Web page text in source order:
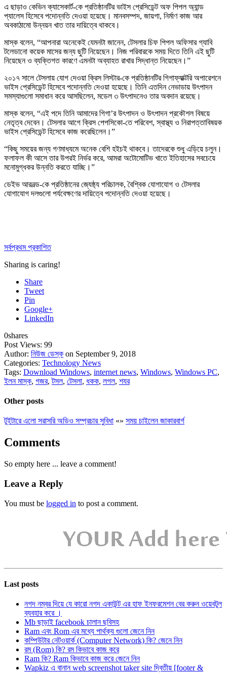
এ ছাড়াও কেভিন ক্যাসেকার্ট-কে প্রতিষ্ঠানটির ভাইস প্রেসিডেন্ট অফ পিপল অ্যান্ড
প্যালেস হিসেবে পদোন্নতি দেওয়া হয়েছে। মানবসম্পদ, জায়গা, নির্মাণ কাজ আর
অবকাঠামো উন্নয়ন খাত তার দায়িত্বে থাকবে।
মাস্ক বলেন, “আপনারা অনেকেই যেমনটা জানেন, টেসলার চিফ পিপল অফিসার গ্যাবি
টলেডানো কয়েক মাসের জন্য ছুটি নিয়েছেন। নিজ পরিবারকে সময় দিতে তিনি এই ছুটি
নিয়েছেন ও ব্যক্তিগত কারণে এমনটা অব্যাহত রাখার সিদ্ধান্ত নিয়েছেন।”
২০১৭ সালে টেসলায় যোগ দেওয়া ক্রিস লিস্টার-কে প্রতিষ্ঠানটির গিগাফ্যাক্টরি অপারেশনে
ভাইস প্রেসিডেন্ট হিসেবে পদোন্নতি দেওয়া হয়েছে। তিনি এতদিন নেভাডায় উৎপাদন
সমস্যাগুলো সমাধান করে আসছিলেন, মডেল ৩ উৎপাদনেও তার অবদান রয়েছে।
মাস্ক বলেন, “এই পদে তিনি আমাদের গিগা’র উৎপাদন ও উৎপাদন প্রকৌশল বিষয়ে
নেতৃত্ব দেবেন। টেসলার আগে ক্রিস পেপসিকো-তে পরিবেশ, স্বাস্থ্য ও নিরাপত্তাবিষয়ক
ভাইস প্রেসিডেন্ট হিসেবে কাজ করেছিলেন।”
“কিছু সময়ের জন্য গণমাধ্যমে অনেক বেশি হইচই থাকবে। তাদেরকে শুধু এড়িয়ে চলুন।
ফলাফল কী আসে তার উপরই নির্ভর করে, আমরা অটোমোটিভ খাতে ইতিহাসের সবচেয়ে
মনোমুগ্ধকর উন্নতি করতে যাচ্ছি।”
ডেইভ আরনল্ড-কে প্রতিষ্ঠানের জ্যেষ্ঠ্য পরিচালক, বৈশ্বিক যোগাযোগ ও টেসলার
যোগাযোগ দলগুলো পর্যবেক্ষণের দায়িত্বে পদোন্নতি দেওয়া হয়েছে।
সর্বপ্রথম প্রকাশিত
Sharing is caring!
Share
Tweet
Pin
Google+
LinkedIn
0shares
Post Views: 99
Author: নিউজ ডেস্ক on September 9, 2018
Categories: Technology News
Tags: Download Windows, internet news, Windows, Windows PC,
ইলন মাস্ক, গজর,টসল, টেসলা, ধকক, লগল, শযর
Other posts
টুইটারে এলো সরাসরি অডিও সম্প্রচার সুবিধা «» সময় চাইলেন জাকারবার্গ
Comments
So empty here ... leave a comment!
Leave a Reply
You must be logged in to post a comment.
Last posts
নগদ নম্বর দিয়ে যে কারো নগদ একাউন্ট এর হাফ ইনফরমেশন বের করুন ওয়েবটুল
ব্যবহার করে ।
Mb ছাড়াই facebook চালান ছবিসহ
Ram এবং Rom এর মধ্যে পার্থক্য গুলো জেনে নিন
কম্পিউটার নেটওয়ার্ক (Computer Network) কি? জেনে নিন
রম (Rom) কি? রম কিভাবে কাজ করে
Ram কি? Ram কিভাবে কাজ করে জেনে নিন
Wapkiz এ বানান web screenshot taker site দ্বিতীয় [footer &